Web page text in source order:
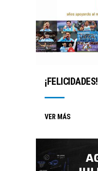
¡FELICIDADES!
VER MÁS